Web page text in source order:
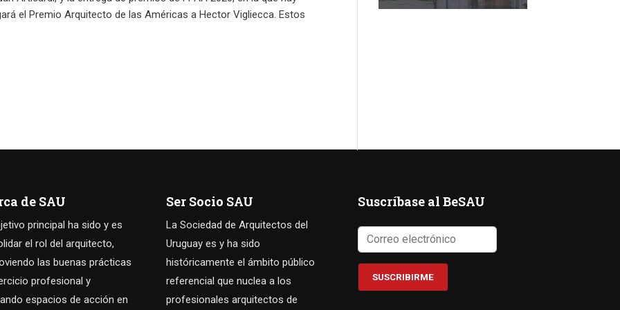
el Premio Arquitecto de las Américas a Hector Vigliecca. Estos
de SAU
principal ha sido y es
el rol del arquitecto,
las buenas prácticas
profesional y
espacios de acción en
Ser Socio SAU
La Sociedad de Arquitectos del
Uruguay es y ha sido
históricamente el ámbito público
referencial que nuclea a los
profesionales arquitectos de
Suscríbase al BeSAU